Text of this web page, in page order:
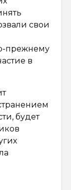
свои
прежнему
в
будет